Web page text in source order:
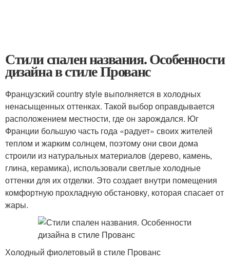
Стили спален названия. Особенности
дизайна в стиле Прованс
Французский country style выполняется в холодных
ненасыщенных оттенках. Такой выбор оправдывается
расположением местности, где он зарождался. Юг
Франции большую часть года «радует» своих жителей
теплом и жарким солнцем, поэтому они свои дома
строили из натуральных материалов (дерево, камень,
глина, керамика), использовали светлые холодные
оттенки для их отделки. Это создает внутри помещения
комфортную прохладную обстановку, которая спасает от
жары.
Холодный фиолетовый в стиле Прованс